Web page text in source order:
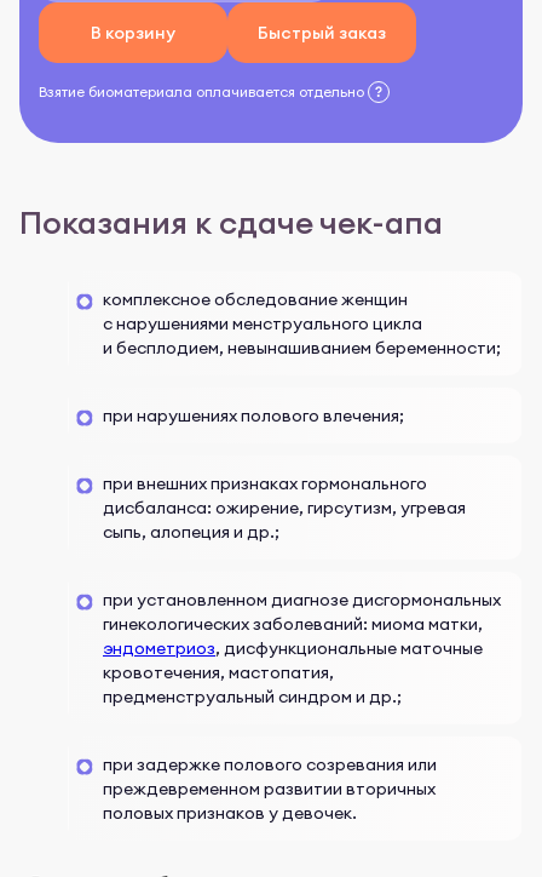
В корзину Быстрый заказ
Взятие биоматериала оплачивается отдельно
Показания к сдаче чек-апа
комплексное обследование женщин
с нарушениями менструального цикла
и бесплодием, невынашиванием беременности;
при нарушениях полового влечения;
при внешних признаках гормонального
дисбаланса: ожирение, гирсутизм, угревая
сыпь, алопеция и др.;
при установленном диагнозе дисгормональных
гинекологических заболеваний: миома матки,
эндометриоз, дисфункциональные маточные
кровотечения, мастопатия,
предменструальный синдром и др.;
при задержке полового созревания или
преждевременном развитии вторичных
половых признаков у девочек.